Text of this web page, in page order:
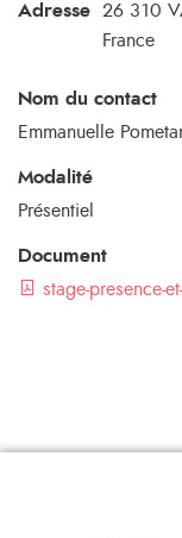
Adresse 26 310
France
Nom du contact
Emmanuelle
Modalité
Présentiel
Document
stage-presence-